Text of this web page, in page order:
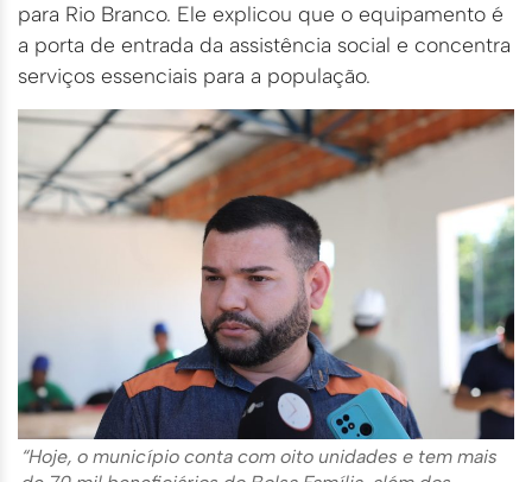
para Rio Branco. Ele explicou que o equipamento é
a porta de entrada da assistência social e concentra
serviços essenciais para a população.
“Hoje, o município conta com oito unidades e tem mais